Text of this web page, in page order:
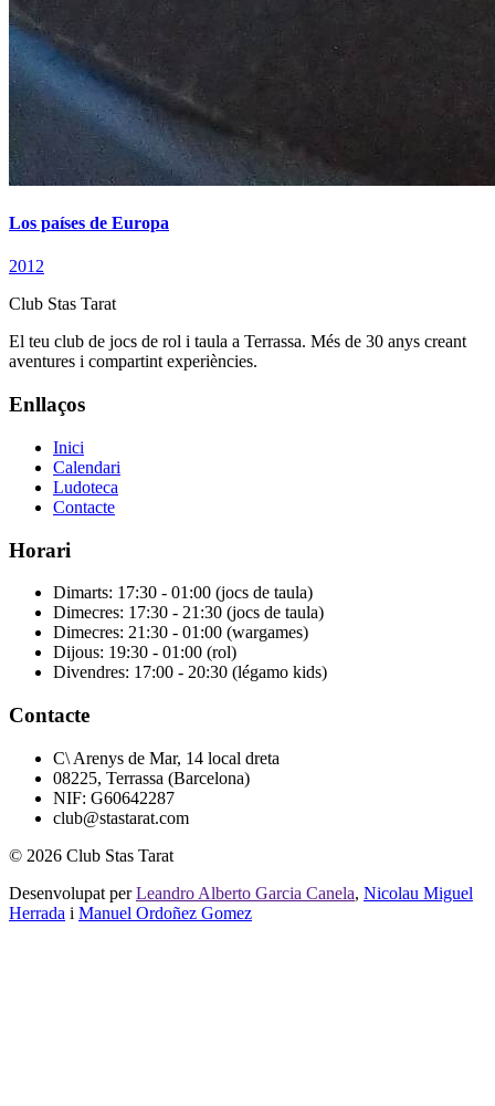
Los países de Europa
2012
Club Stas Tarat
El teu club de jocs de rol i taula a Terrassa. Més de 30 anys creant
aventures i compartint experiències.
Enllaços
Inici
Calendari
Ludoteca
Contacte
Horari
Dimarts: 17:30 - 01:00 (jocs de taula)
Dimecres: 17:30 - 21:30 (jocs de taula)
Dimecres: 21:30 - 01:00 (wargames)
Dijous: 19:30 - 01:00 (rol)
Divendres: 17:00 - 20:30 (légamo kids)
Contacte
C\ Arenys de Mar, 14 local dreta
08225, Terrassa (Barcelona)
NIF: G60642287
club@stastarat.com
© 2026 Club Stas Tarat
Desenvolupat perLeandro Alberto Garcia Canela, Nicolau Miguel
Herrada i Manuel Ordoñez Gomez